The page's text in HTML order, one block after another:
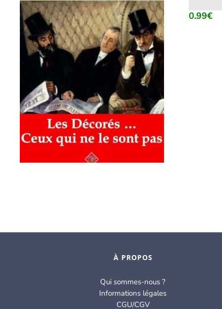
AJOUTER AU PANIER DÉTAILS
0.99€
À PROPOS
Qui sommes-nous ?
Informations légales
CGU/CGV